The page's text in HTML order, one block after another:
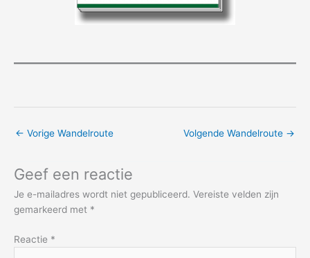
← Vorige Wandelroute Volgende Wandelroute →
Geef een reactie
Je e-mailadres wordt niet gepubliceerd. Vereiste velden zijn
gemarkeerd met *
Reactie *